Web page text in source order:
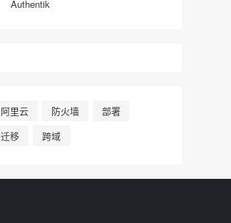
Authentik
阿里云 防火墙
部署
迁移
跨域